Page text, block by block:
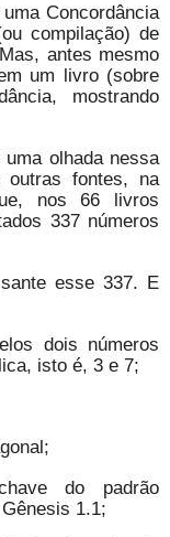
Concordância
compilação) de
antes mesmo
um livro (sobre
mostrando
olhada nessa
outras fontes, na
nos 66 livros
337 números
esse 337. E
dois números
isto é, 3 e 7;
do padrão
1.1;